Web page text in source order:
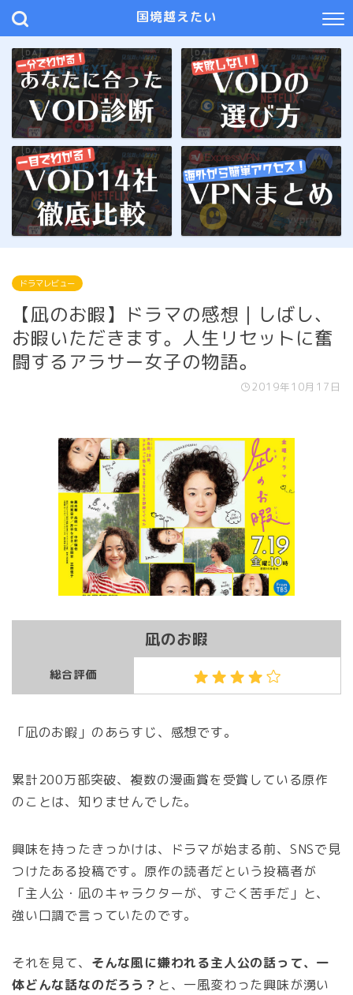
国境越えたい
ドラマレビュー
【凪のお暇】ドラマの感想｜しばし、
お暇いただきます。人生リセットに奮
闘するアラサー女子の物語。
2019年10月17日
凪のお暇
総合評価
「凪のお暇」のあらすじ、感想です。
累計200万部突破、複数の漫画賞を受賞している原作
のことは、知りませんでした。
興味を持ったきっかけは、ドラマが始まる前、SNSで見
つけたある投稿です。原作の読者だという投稿者が
「主人公・凪のキャラクターが、すごく苦手だ」と、
強い口調で言っていたのです。
それを見て、 そんな風に嫌われる主人公の話って、一
体どんな話なのだろう？ と、一風変わった興味が湧い